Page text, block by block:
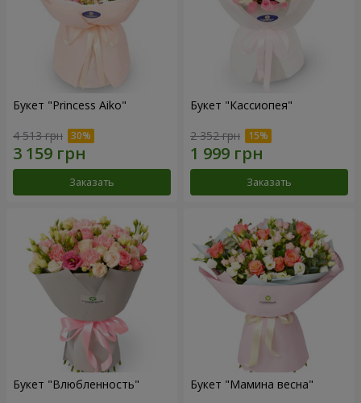
Букет "Princess Aiko"
4 513 грн
Заказать
Букет "Кассиопея"
2 352 грн
Заказать
Букет "Влюбленность" Букет "Мамина весна"